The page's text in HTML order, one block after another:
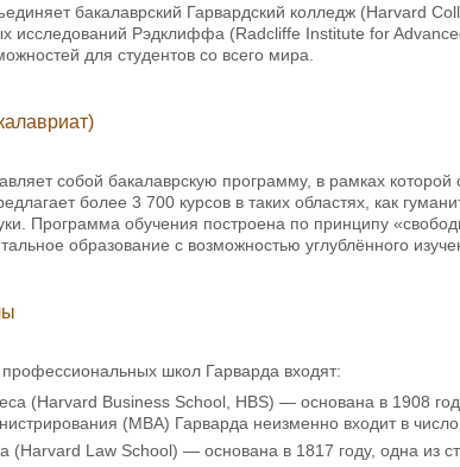
бакалаврский Гарвардский колледж (Harvard
исследований Рэдклиффа (Radcliffe Institute for
для студентов со всего мира.
собой бакалаврскую программу, в рамках
более 3 700 курсов в таких областях, как
Программа обучения построена по принципу
образование с возможностью углублённого
школ Гарварда входят:
(Harvard Business School, HBS) — основана в 1908
(MBA) Гарварда неизменно входит в
(Harvard Law School) — основана в 1817 году, одна из